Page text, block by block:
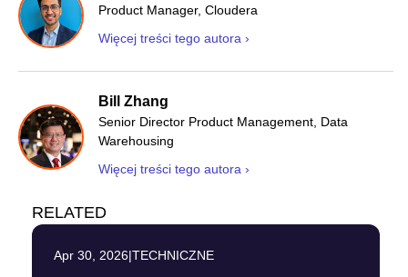
Product Manager, Cloudera
Więcej treści tego autora ›
Bill Zhang
Senior Director Product Management, Data
Warehousing
Więcej treści tego autora ›
RELATED
Apr 30, 2026|TECHNICZNE